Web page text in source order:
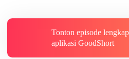
Tonton episode
aplikasi GoodShort